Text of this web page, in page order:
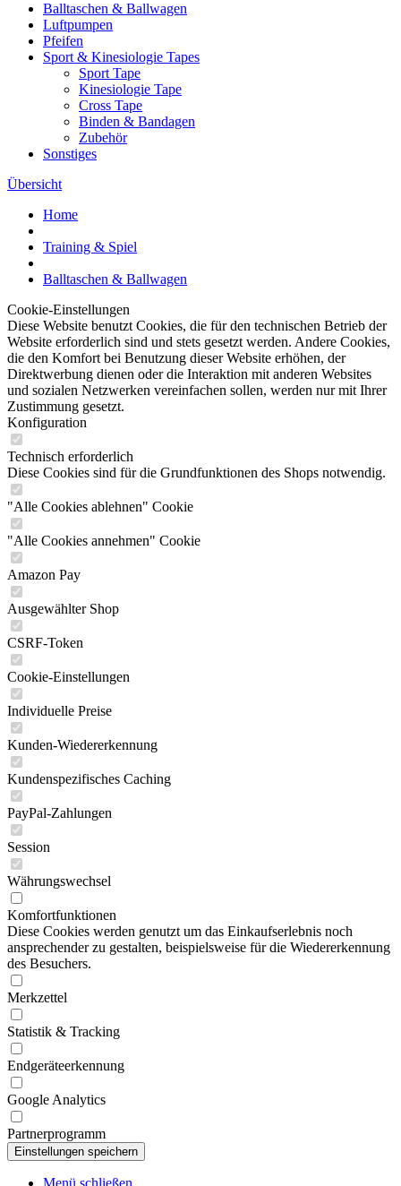
Balltaschen & Ballwagen
Luftpumpen
Pfeifen
Sport & Kinesiologie Tapes
Sport Tape
Kinesiologie Tape
Cross Tape
Binden & Bandagen
Zubehör
Sonstiges
Übersicht
Home
Training & Spiel
Balltaschen & Ballwagen
Cookie-Einstellungen
Diese Website benutzt Cookies, die für den technischen Betrieb der
Website erforderlich sind und stets gesetzt werden. Andere Cookies,
die den Komfort bei Benutzung dieser Website erhöhen, der
Direktwerbung dienen oder die Interaktion mit anderen Websites
und sozialen Netzwerken vereinfachen sollen, werden nur mit Ihrer
Zustimmung gesetzt.
Konfiguration
Technisch erforderlich
Diese Cookies sind für die Grundfunktionen des Shops notwendig.
"Alle Cookies ablehnen" Cookie
"Alle Cookies annehmen" Cookie
Amazon Pay
Ausgewählter Shop
CSRF-Token
Cookie-Einstellungen
Individuelle Preise
Kunden-Wiedererkennung
Kundenspezifisches Caching
PayPal-Zahlungen
Session
Währungswechsel
Komfortfunktionen
Diese Cookies werden genutzt um das Einkaufserlebnis noch
ansprechender zu gestalten, beispielsweise für die Wiedererkennung
des Besuchers.
Merkzettel
Statistik & Tracking
Endgeräteerkennung
Google Analytics
Partnerprogramm
Menü schließen